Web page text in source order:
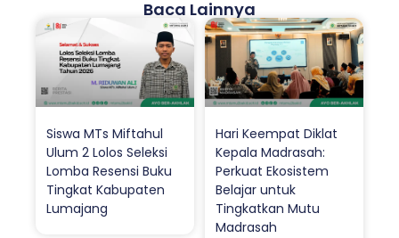
Baca Lainnya
Siswa MTs Miftahul
Ulum 2 Lolos Seleksi
Lomba Resensi Buku
Tingkat Kabupaten
Lumajang
Hari Keempat Diklat
Kepala Madrasah:
Perkuat Ekosistem
Belajar untuk
Tingkatkan Mutu
Madrasah